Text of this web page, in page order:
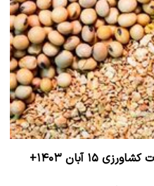
قیمت نهاده های دامی و محصولات کشاورزی ۱۵ آبان ۱۴۰۳+